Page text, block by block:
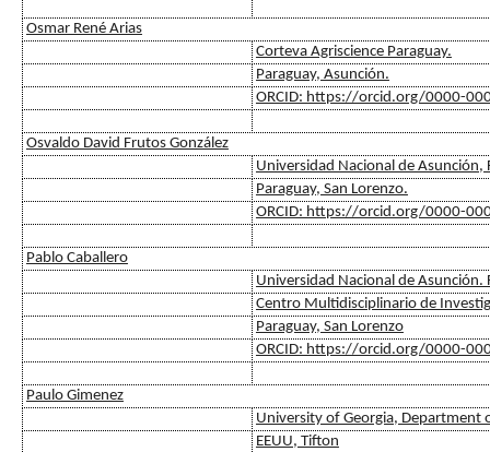
Osmar René Arias
Corteva Agriscience Paraguay.
Paraguay, Asunción.
ORCID: https://orcid.org/0000-
Osvaldo David Frutos González
Universidad Nacional de Asunción,
Paraguay, San Lorenzo.
ORCID: https://orcid.org/0000-
Pablo Caballero
Universidad Nacional de Asunción.
Centro Multidisciplinario de
Paraguay, San Lorenzo
ORCID: https://orcid.org/0000-
Paulo Gimenez
University of Georgia, Department
EEUU, Tifton